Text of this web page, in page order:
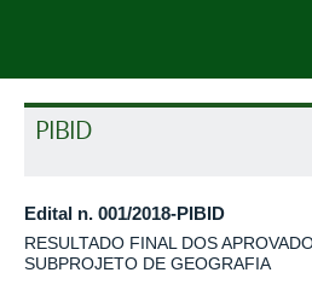
PIBID
Edital n. 001/2018-PIBID
RESULTADO FINAL DOS
SUBPROJETO DE GEOGRAFIA